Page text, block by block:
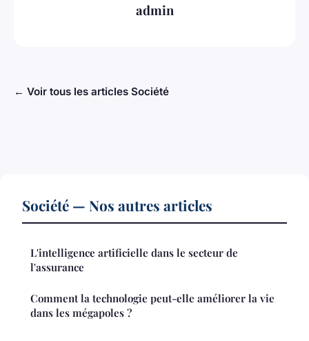
admin
← Voir tous les articles Société
Société — Nos autres articles
L'intelligence artificielle dans le secteur de
l'assurance
Comment la technologie peut-elle améliorer la vie
dans les mégapoles ?